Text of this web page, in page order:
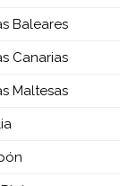
Baleares
Canarias
Maltesas